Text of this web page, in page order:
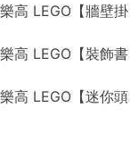
高 LEGO【牆壁掛
高 LEGO【裝飾書
高 LEGO【迷你頭